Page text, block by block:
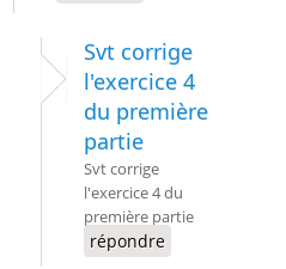
Svt corrige
l'exercice 4
du première
partie
Svt corrige
l'exercice 4 du
première partie
répondre